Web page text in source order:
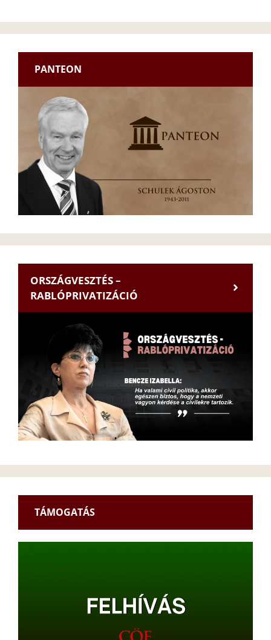
PANTEON
ORSZÁGVESZTÉS –
RABLÓPRIVATIZÁCIÓ
TÁMOGATÁS